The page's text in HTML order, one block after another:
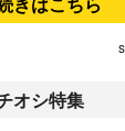
オシ特集